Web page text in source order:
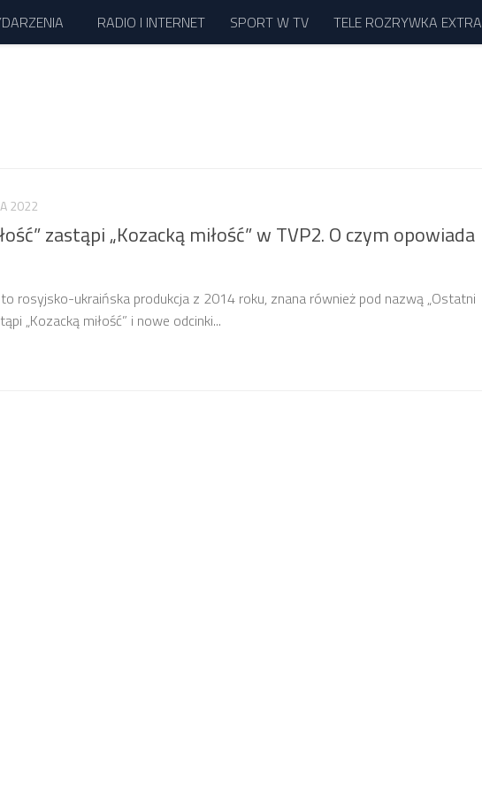
RADIO I INTERNET SPORT W TV TELE ROZRYWKA EXTRA
2022
zastąpi „Kozacką miłość” w TVP2. O czym opowiada
to rosyjsko-ukraińska produkcja z 2014 roku, znana również pod nazwą „Ostatni
„Kozacką miłość” i nowe odcinki...